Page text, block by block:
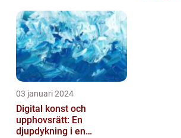
03 januari 2024
Digital konst och
upphovsrätt: En
djupdykning i en